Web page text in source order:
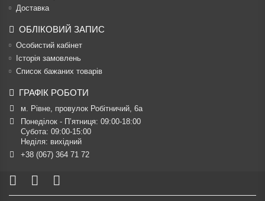
Доставка
ОБЛІКОВИЙ ЗАПИС
Особистий кабінет
Історія замовлень
Список бажаних товарів
ГРАФІК РОБОТИ
м. Рівне, провулок Робітничий, 6а
Понеділок - П’ятниця: 09:00-18:00
Субота: 09:00-15:00
Неділя: вихідний
+38 (067) 364 71 72